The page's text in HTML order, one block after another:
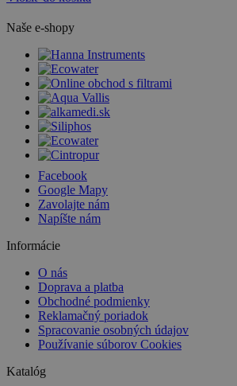
Naše e-shopy
Facebook
Google Mapy
Zavolajte nám
Napíšte nám
Informácie
O nás
Doprava a platba
Obchodné podmienky
Reklamačný poriadok
Spracovanie osobných údajov
Používanie súborov Cookies
Katalóg